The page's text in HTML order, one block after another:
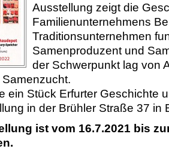
Ausstellung zeigt die
Familienunternehmens
Traditionsunternehmen
Samenproduzent und
der Schwerpunkt lag von
ein Stück Erfurter Geschichte
in der Brühler Straße 37 in
ist vom 16.7.2021 bis